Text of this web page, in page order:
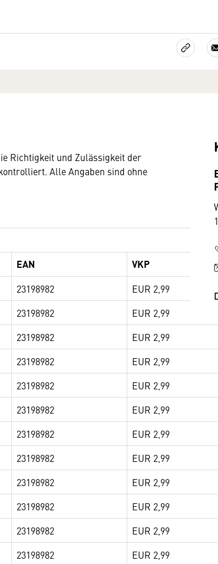
Richtigkeit und Zulässigkeit der
Alle Angaben sind ohne
EAN VKP
23198982
EUR 2,99
23198982
EUR 2,99
23198982
EUR 2,99
23198982
EUR 2,99
23198982
EUR 2,99
23198982
EUR 2,99
23198982
EUR 2,99
23198982
EUR 2,99
23198982
EUR 2,99
23198982
EUR 2,99
23198982
EUR 2,99
23198982
EUR 2,99